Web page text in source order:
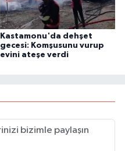
Kastamonu'da dehşet
gecesi: Komşusunu vurup
evini ateşe verdi